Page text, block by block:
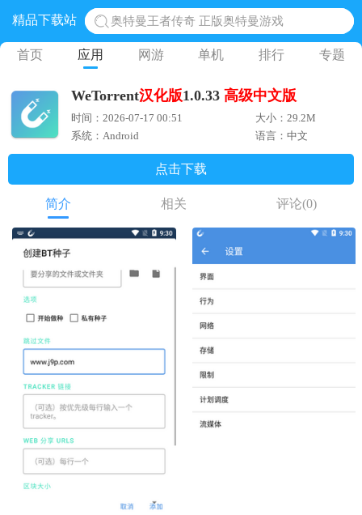
精品下载站
奥特曼王者传奇 正版奥特曼游戏
地铁跑酷体验服国际服 地铁跑酷体验服版本
黎明觉醒生机腾讯正版 黎明觉醒生机国际服
蛋仔派对下载 蛋仔派对体验服
首页 应用 网游 单机 排行 专题
WeTorrent汉化版1.0.33 高级中文版
时间：2026-07-17 00:51
大小：29.2M
系统：Android
语言：中文
点击下载
简介 相关 评论(0)